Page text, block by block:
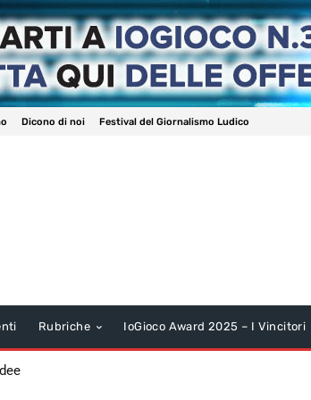
Dicono di noi Festival del Giornalismo Ludico
Rubriche IoGioco Award 2025 – I Vincitori